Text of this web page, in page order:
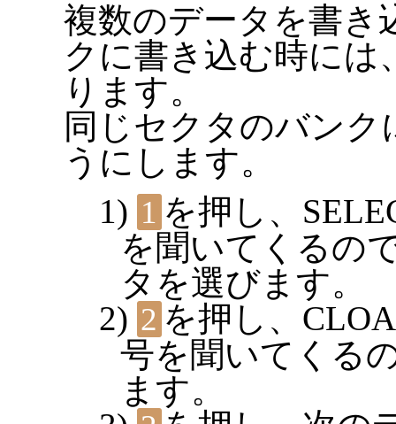
複数のデータを書き
クに書き込む時には
ります。
同じセクタのバン
うにします。
1 を押し、
を聞いてくるの
タを選びます。
2 を押し、
号を聞いてくる
ます。